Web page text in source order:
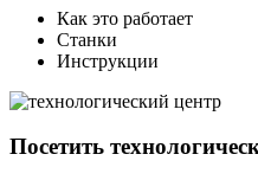
Как это работает
Станки
Инструкции
Посетить